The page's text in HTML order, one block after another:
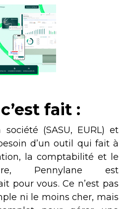
fait :
(SASU, EURL) et
d’un outil qui fait à
la comptabilité et le
Pennylane est
pour vous. Ce n’est pas
ni le moins cher, mais